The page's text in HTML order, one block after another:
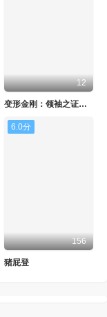
12
变形金刚：领袖之证第二季
6.0分
156
猪屁登